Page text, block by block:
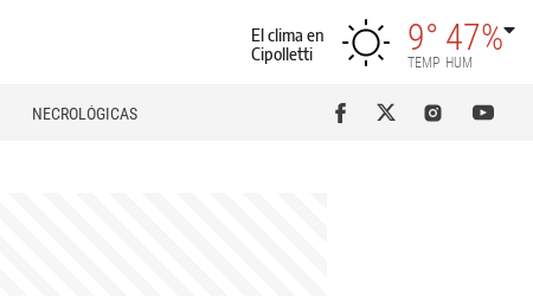
El clima en
Cipolletti
9°
TEMP
47%
HUM
NECROLÓGICAS